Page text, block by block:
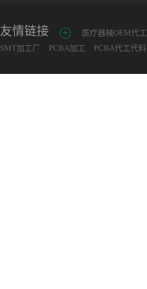
友情链接 医疗器械OEM代工
SMT加工厂
PCBA加工 PCBA代工代料